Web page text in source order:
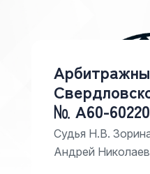
№ А60-
Судья Н.В.
Андрей